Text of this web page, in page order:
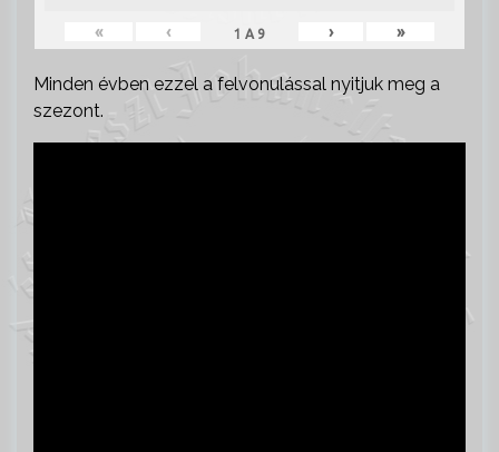
« ‹ 1 A 9 › »
Minden évben ezzel a felvonulással nyitjuk meg a
szezont.